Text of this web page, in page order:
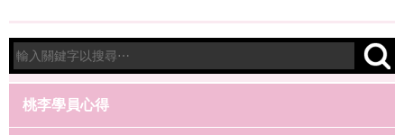
桃李學員心得